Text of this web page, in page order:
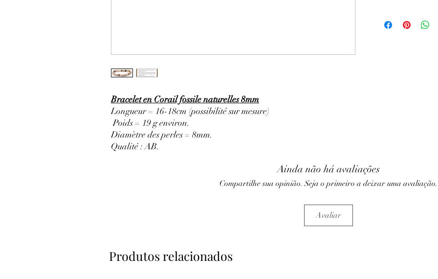
Bracelet en Corail fossile naturelles 8mm
Longueur = 16-18cm (possibilité sur mesure)
Poids = 19 g environ.
Diamètre des perles = 8mm.
Qualité : AB.
ATTENTION,
Ainda não há avaliações
Compartilhe sua opinião. Seja o primeiro a deixar uma avaliação.
Avaliar
Produtos relacionados